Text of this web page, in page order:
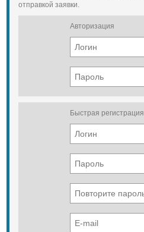
отправкой заявки.
Авторизация
Быстрая регистрация